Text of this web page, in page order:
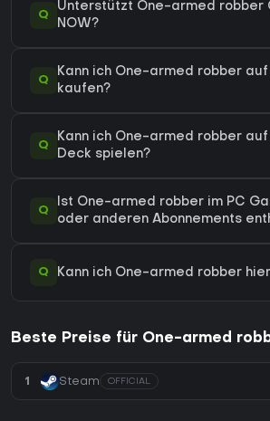
Q
Unterstützt One-armed robber
NOW?
Q
Kann ich One-armed robber
kaufen?
Q
Kann ich One-armed robber
Deck spielen?
Q
Ist One-armed robber im PC
oder anderen Abonnements
Q Kann ich One-armed robber
Beste Preise für One-armed
1 Steam OFFICIAL